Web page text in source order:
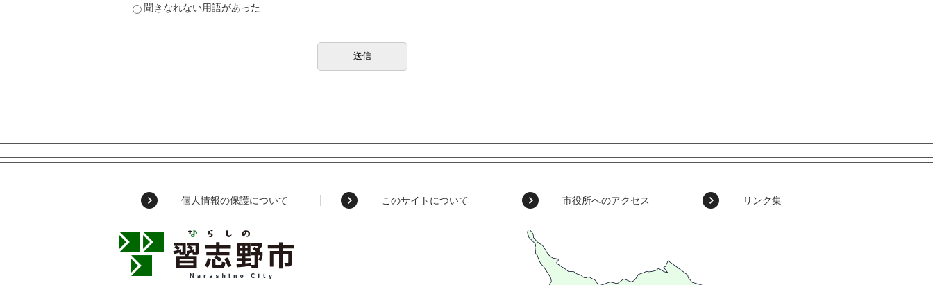
聞きなれない用語があった
個人情報の保護について このサイトについて 市役所へのアクセス リンク集
習
志